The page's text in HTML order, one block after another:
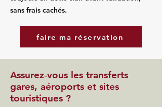
sans frais cachés.
faire ma réservation
Assurez‑vous les transferts
gares, aéroports et sites
touristiques ?